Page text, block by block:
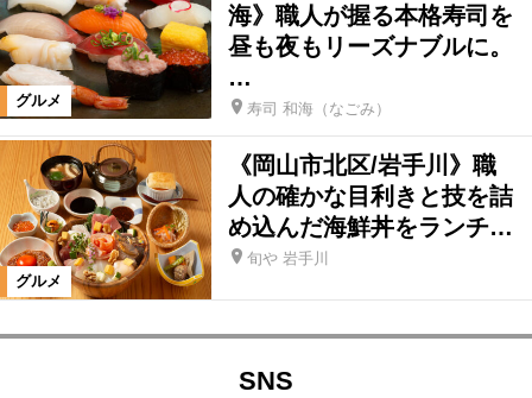
グルメ
海》職人が握る本格寿司を
昼も夜もリーズナブルに。
…
寿司 和海（なごみ）
グルメ
《岡山市北区/岩手川》職
人の確かな目利きと技を詰
め込んだ海鮮丼をランチ…
旬や 岩手川
SNS